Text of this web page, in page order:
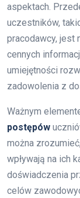
aspektach.
uczestników,
pracodawcy, jest
cennych
umiejętności
zadowolenia z
Ważnym
postępów
można
wpływają na ich
doświadczenia
celów